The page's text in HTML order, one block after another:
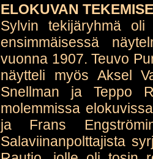
ELOKUVAN
Sylvin tekijäryhmä
ensimmäisessä
vuonna 1907. Teuvo
näytteli myös Aksel
Snellman ja Teppo
molemmissa
ja Frans
Salaviinanpolttajista